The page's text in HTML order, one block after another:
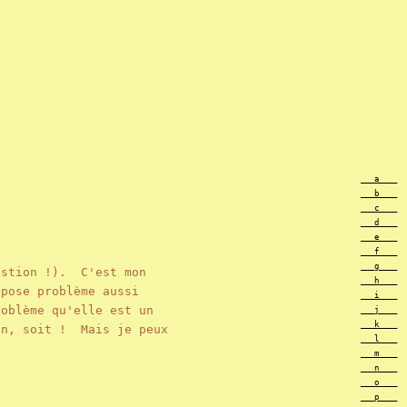
!). C'est mon
problème aussi
qu'elle est un
soit ! Mais je peux
___a____
___b____
___c____
___d____
___e____
___f____
___g____
___h____
___i____
___j____
___k____
___m____
___n____
___o____
___p____